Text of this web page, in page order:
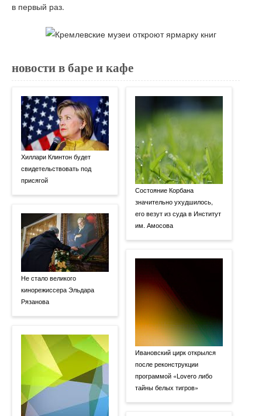
в первый раз.
новости в баре и кафе
Хиллари Клинтон будет
свидетельствовать под
присягой
Не стало великого
кинорежиссера Эльдара
Рязанова
Состояние Корбана
значительно ухудшилось,
его везут из суда в Институт
им. Амосова
Ивановский цирк открылся
после реконструкции
программой «Lovero либо
тайны белых тигров»